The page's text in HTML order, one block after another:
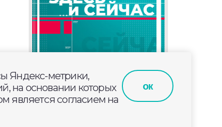
Яндекс-метрики,
на основании которых
является согласием на
ок